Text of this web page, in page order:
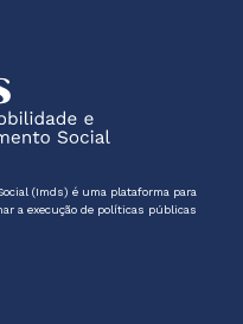
(Imds) é uma plataforma para
a execução de políticas públicas